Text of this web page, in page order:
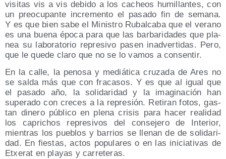
visi­tas vis a vis debi­do a los cacheos humi­llan­tes, con
un preo­cu­pan­te incre­men­to el pasa­do fin de sema­na.
Y es que bien sabe el Minis­tro Rubal­ca­ba que el verano
es una bue­na épo­ca para que las bar­ba­ri­da­des que pla­
nea su labo­ra­to­rio repre­si­vo pasen inad­ver­ti­das. Pero,
que le que­de cla­ro que no se lo vamos a consentir.
En la calle, la peno­sa y mediá­ti­ca cru­za­da de Ares no
se sal­da más que con fra­ca­sos. Y es que al igual que
el pasa­do año, la soli­da­ri­dad y la ima­gi­na­ción han
supe­ra­do con cre­ces a la repre­sión. Reti­ran fotos, gas­
tan dine­ro públi­co en ple­na cri­sis para hacer reali­dad
los capri­chos repre­si­vos del con­se­je­ro de Inte­rior,
mien­tras los pue­blos y barrios se lle­nan de de soli­da­ri­
dad. En fies­tas, actos popu­la­res o en las ini­cia­ti­vas de
Etxe­rat en pla­yas y carreteras.